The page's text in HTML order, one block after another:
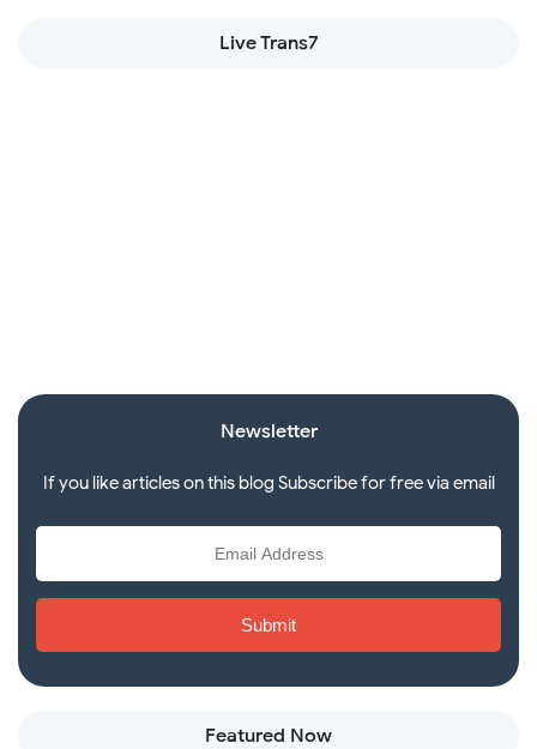
Live Trans7
Newsletter
If you like articles on this blog Subscribe for free via email
Featured Now